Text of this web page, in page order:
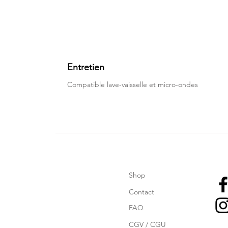
Entretien
Compatible lave-vaisselle et micro-ondes
Shop
Contact
FAQ
CGV / CGU